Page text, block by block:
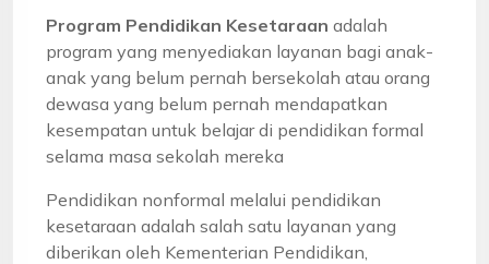
Program Pendidikan Kesetaraan adalah
program yang menyediakan layanan bagi anak-
anak yang belum pernah bersekolah atau orang
dewasa yang belum pernah mendapatkan
kesempatan untuk belajar di pendidikan formal
selama masa sekolah mereka
Pendidikan nonformal melalui pendidikan
kesetaraan adalah salah satu layanan yang
diberikan oleh Kementerian Pendidikan,